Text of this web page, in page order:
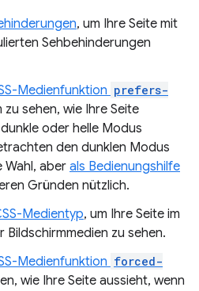
, um Ihre Seite mit
Sehbehinderungen
Medienfunktion prefers-
zu sehen, wie Ihre Seite
oder helle Modus
den dunklen Modus
Wahl, aber als Bedienungshilfe
Gründen nützlich.
Medientyp, um Ihre Seite im
zu sehen.
Medienfunktion forced-
wie Ihre Seite aussieht, wenn